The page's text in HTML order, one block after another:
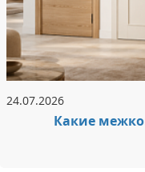
24.07.2026
Какие